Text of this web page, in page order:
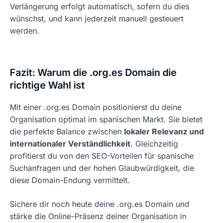
Verlängerung erfolgt automatisch, sofern du dies
wünschst, und kann jederzeit manuell gesteuert
werden.
Fazit: Warum die .org.es Domain die
richtige Wahl ist
Mit einer .org.es Domain positionierst du deine
Organisation optimal im spanischen Markt. Sie bietet
die perfekte Balance zwischen lokaler Relevanz und
internationaler Verständlichkeit. Gleichzeitig
profitierst du von den SEO-Vorteilen für spanische
Suchanfragen und der hohen Glaubwürdigkeit, die
diese Domain-Endung vermittelt.
Sichere dir noch heute deine .org.es Domain und
stärke die Online-Präsenz deiner Organisation in